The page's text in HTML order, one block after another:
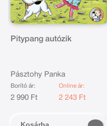
Pitypang autózik
Pásztohy Panka
Borító ár:
2 990 Ft
Online ár:
2 243 Ft
Kosárba